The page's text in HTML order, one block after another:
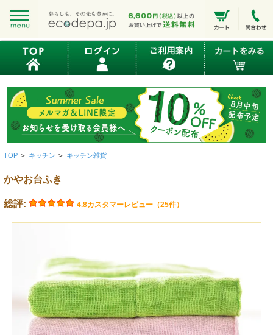
TOP > キッチン > キッチン雑貨
かやお台ふき
総評: 4.8カスタマーレビュー（25件）